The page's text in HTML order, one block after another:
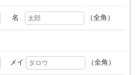
名 （全角）
メイ （全角）